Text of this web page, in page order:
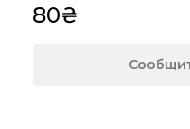
80₴